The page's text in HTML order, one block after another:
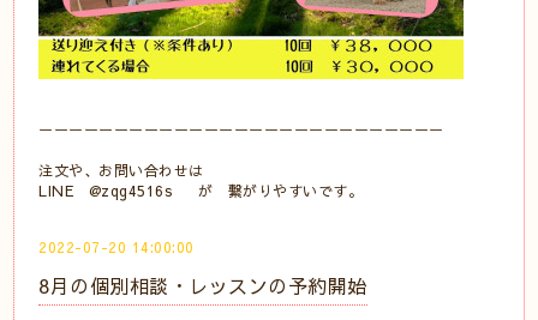
ーーーーーーーーーーーーーーーーーーーーーーーーーーー
注文や、お問い合わせは
LINE @zqg4516s が 繋がりやすいです。
2022-07-20 14:00:00
8月の個別相談・レッスンの予約開始